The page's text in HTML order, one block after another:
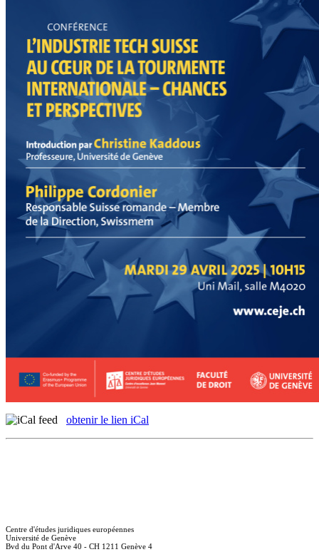
obtenir le lien iCal
Centre d'études juridiques européennes
Université de Genève
Bvd du Pont d'Arve 40 - CH 1211 Genève 4